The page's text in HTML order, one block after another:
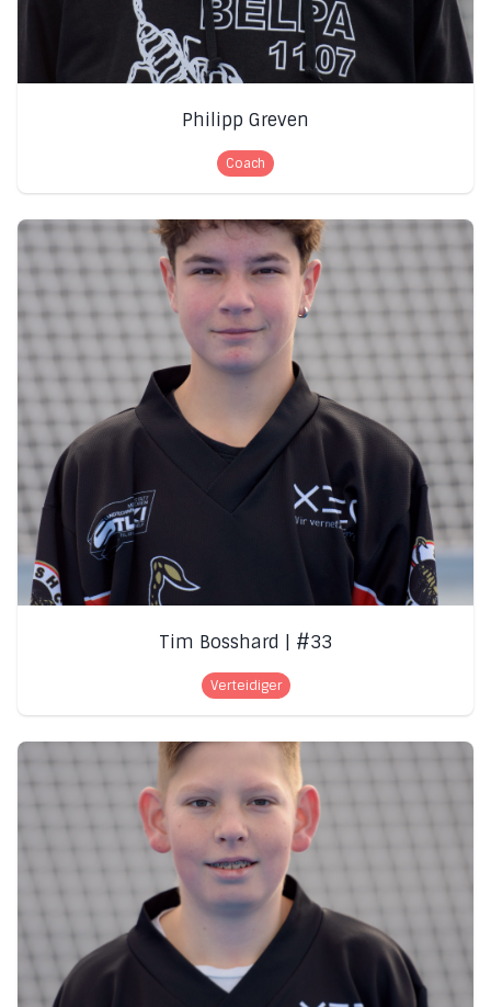
Philipp Greven
Coach
Tim Bosshard | #33
Verteidiger